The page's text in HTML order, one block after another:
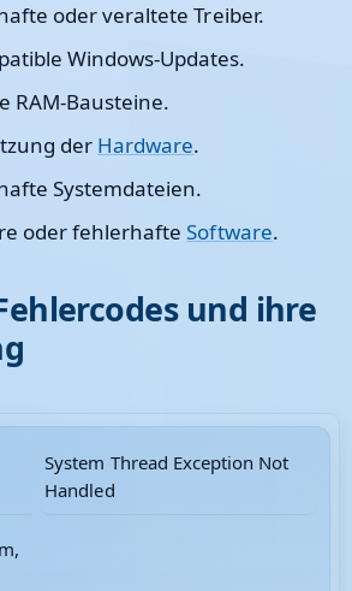
oder veraltete Treiber.
Windows-Updates.
RAM-Bausteine.
der Hardware.
Systemdateien.
oder fehlerhafteSoftware.
und ihre
System Thread Exception Not
Handled